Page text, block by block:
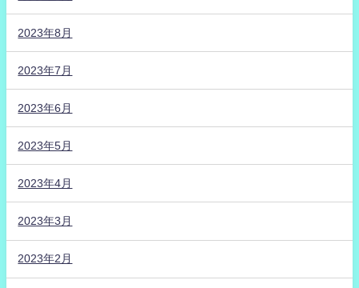
2023年8月
2023年7月
2023年6月
2023年5月
2023年4月
2023年3月
2023年2月